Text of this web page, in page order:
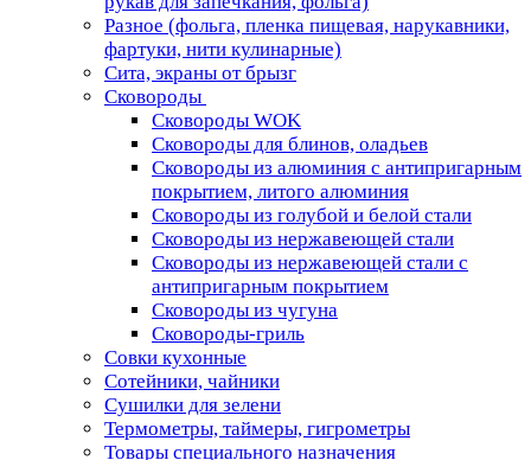
Разное (фольга, пленка пищевая, нарукавники,
фартуки, нити кулинарные)
Сита, экраны от брызг
Сковороды
Сковороды WOK
Сковороды для блинов, оладьев
Сковороды из алюминия с антипригарным
покрытием, литого алюминия
Сковороды из голубой и белой стали
Сковороды из нержавеющей стали
Сковороды из нержавеющей стали с
антипригарным покрытием
Сковороды из чугуна
Сковороды-гриль
Совки кухонные
Сотейники, чайники
Сушилки для зелени
Термометры, таймеры, гигрометры
Товары специального назначения